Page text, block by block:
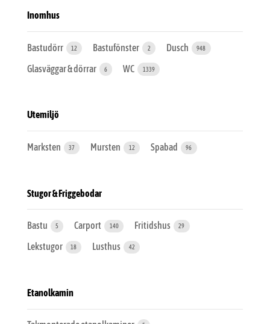
Inomhus
Bastudörr 12 Bastufönster 2 Dusch 948
Glasväggar & dörrar 6 WC 1339
Utemiljö
Marksten 37 Mursten 12 Spabad 96
Stugor & Friggebodar
Bastu 5 Carport 140 Fritidshus 29
Lekstugor 18 Lusthus 42
Etanolkamin